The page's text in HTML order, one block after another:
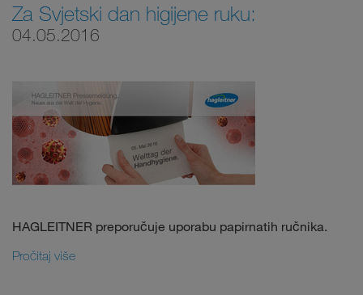
Za Svjetski dan higijene ruku:
04.05.2016
HAGLEITNER preporučuje uporabu papirnatih ručnika.
Pročitaj više